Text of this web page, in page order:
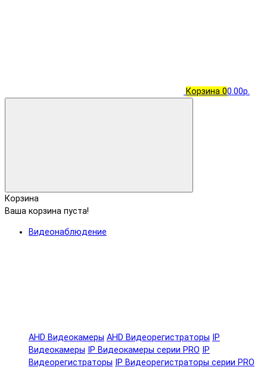
Корзина 00.00р.
Корзина
Ваша корзина пуста!
Видеонаблюдение
AHD Видеокамеры AHD Видеорегистраторы IP
Видеокамеры IP Видеокамеры серии PRO IP
Видеорегистраторы IP Видеорегистраторы серии PRO